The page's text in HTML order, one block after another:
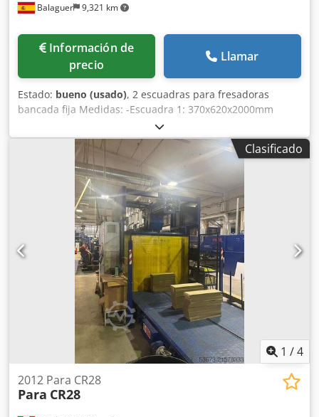
Balaguer 9,321 km
Información de
precio
Llamar
Estado: bueno (usado), 2 escuadras para fresadoras
bancada fija Medidas: -Escuadra 1: 370x620x2000mm
Dedoudvh Iepfx Alnock -Escuadra 2: 370x615x2000mm
Clasificado
1 /4
2012 Para CR28
Para CR28